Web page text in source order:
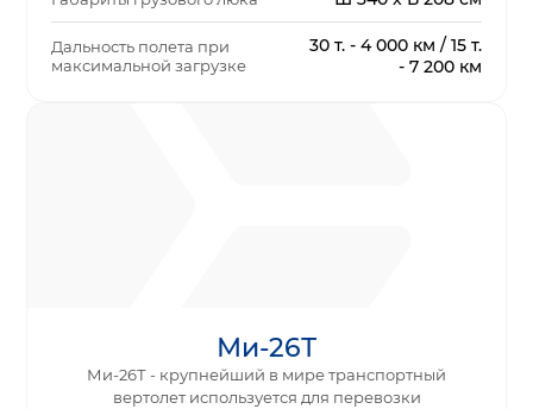
Дальность полета при
максимальной загрузке
30 т. - 4 000 км / 15 т.
- 7 200 км
Ми-26Т
Ми-26Т - крупнейший в мире транспортный
вертолет используется для перевозки